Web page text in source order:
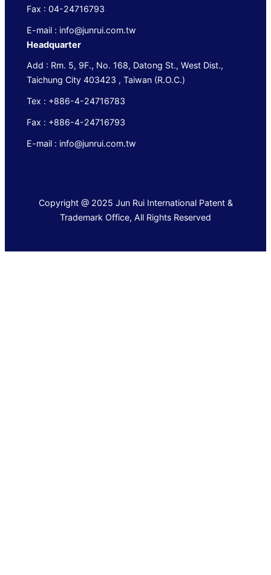
Fax : 04-24716793
E-mail : info@junrui.com.tw
Headquarter
Add : Rm. 5, 9F., No. 168, Datong St., West Dist.,
Taichung City 403423 , Taiwan (R.O.C.)
Tex : +886-4-24716783
Fax : +886-4-24716793
E-mail : info@junrui.com.tw
Copyright @ 2025 Jun Rui International Patent &
Trademark Office, All Rights Reserved